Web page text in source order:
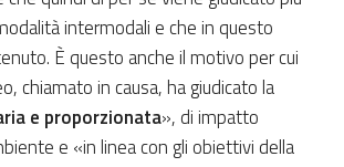
intermodali e che in questo
È questo anche il motivo per cui
chiamato in causa, ha giudicato la
e proporzionata», di impatto
e «in linea con gli obiettivi della